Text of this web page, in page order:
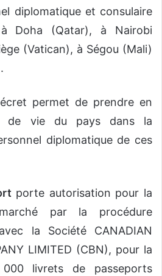
diplomatique et consulaire
Doha (Qatar), à Nairobi
(Vatican), à Ségou (Mali)
permet de prendre en
de vie du pays dans la
diplomatique de ces
porte autorisation pour la
par la procédure
la Société CANADIAN
LIMITED (CBN), pour la
livrets de passeports